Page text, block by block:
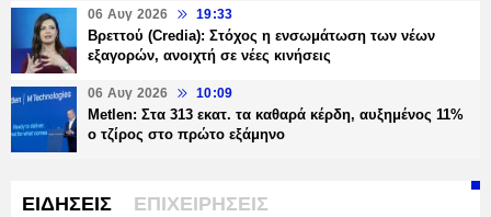
06 Αυγ 2026 19:33
Βρεττού (Credia): Στόχος η ενσωμάτωση των νέων
εξαγορών, ανοιχτή σε νέες κινήσεις
06 Αυγ 2026 10:09
Metlen: Στα 313 εκατ. τα καθαρά κέρδη, αυξημένος 11%
ο τζίρος στο πρώτο εξάμηνο
ΕΙΔΗΣΕΙΣ ΕΠΙΧΕΙΡΗΣΕΙΣ